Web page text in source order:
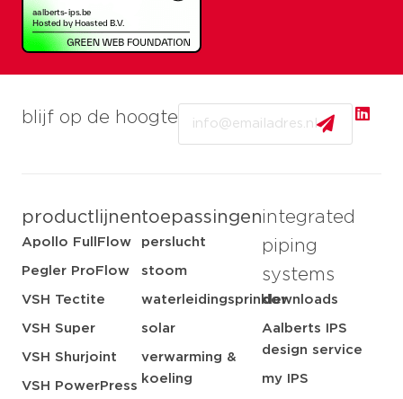
blijf op de hoogte
productlijnen
Apollo FullFlow
Pegler ProFlow
VSH Tectite
VSH Super
VSH Shurjoint
VSH PowerPress
toepassingen
perslucht
stoom
waterleidingsprinkler
solar
verwarming &
koeling
integrated
piping
systems
downloads
Aalberts IPS
design service
my IPS